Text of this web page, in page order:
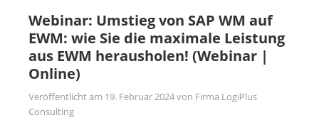
Webinar: Umstieg von SAP WM auf
EWM: wie Sie die maximale Leistung
aus EWM herausholen! (Webinar |
Online)
Veröffentlicht am 19. Februar 2024von Firma LogiPlus
Consulting